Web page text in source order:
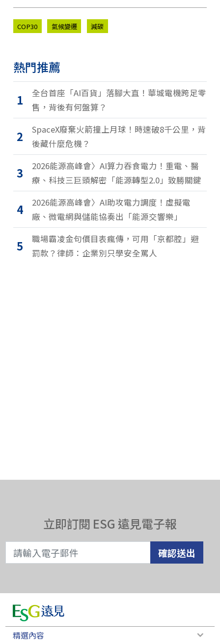
COP30 氣候變遷 減碳
熱門推薦
1
全台首座「AI百貨」落腳大直！華城電機跨足零
售，背後有何盤算？
2
SpaceX廢棄火箭撞上月球！時速破8千公里，背
後藏什麼危機？
3
2026能源高峰會〉AI算力吞食電力！重電、醫
療、科技三巨頭解密「能源轉型2.0」致勝關鍵
4
2026能源高峰會〉AI助攻電力調度！虛擬電
廠、微電網與儲能協奏出「能源交響樂」
5
職場霸凌金句價目表瘋傳，可用「京都腔」避
罰款？律師：企業別只學安全罵人
立即訂閱 ESG 遠見電子報
確認送出
精選內容